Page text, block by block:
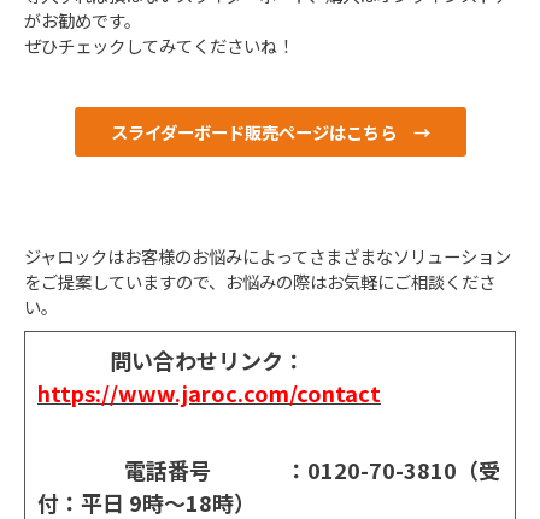
がお勧めです。
ぜひチェックしてみてくださいね！
スライダーボード販売ページはこちら　→
ジャロックはお客様のお悩みによってさまざまなソリューション
をご提案していますので、お悩みの際はお気軽にご相談くださ
い。
問い合わせリンク：
https://www.jaroc.com/contact
電話番号 ：0120-70-3810（受
付：平日 9時〜18時）